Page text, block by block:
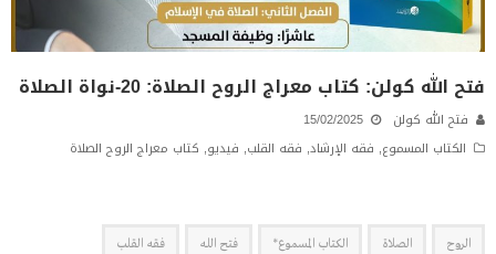
فتح الله كولن: كتاب معراج الروح الصلاة: 20-نواة الصلاة
فتح الله كولن
15/02/2025
الكتاب المسموع, فقه الإرشاد, فقه القلب, فيديو, كتاب معراج الروح الصلاة
الروح الصلاة الكتاب المسموع* فتح الله فقه القلب